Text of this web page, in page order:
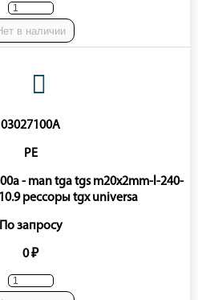
в наличии
03027100A
PE
- man tga tgs m20x2mm-l-240-
рессоры tgx universa
По запросу
0 ₽